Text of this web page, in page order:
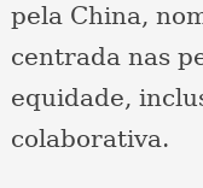
pela China,
centrada nas
equidade,
colaborativa.